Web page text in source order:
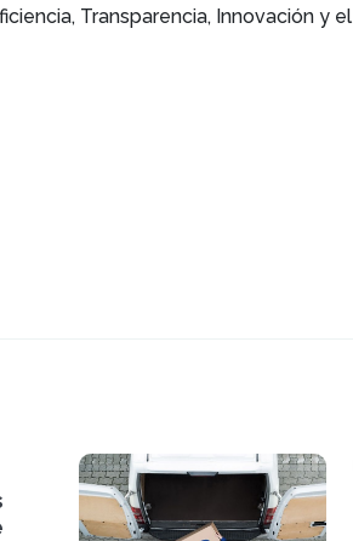
Transparencia, Innovación y